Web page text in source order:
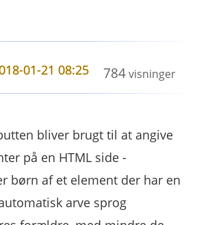
784visninger
01-21 08:25
bliver brugt til at angive
på en HTML side -
børn af et element der har en
arve sprog